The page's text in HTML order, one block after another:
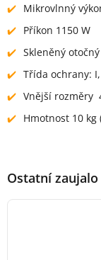
Mikrovlnný
Příkon 1150 W
Skleněný
Třída ochrany:
Vnější rozměry
Hmotnost 10 kg
Ostatní zaujalo